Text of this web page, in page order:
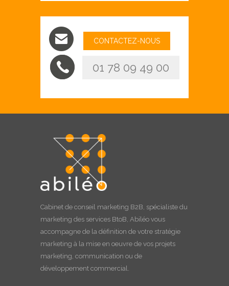
CONTACTEZ-NOUS
01 78 09 49 00
Cabinet de conseil marketing B2B , spécialiste du
marketing des services BtoB, Abiléo vous
accompagne de la définition de votre stratégie
marketing à la mise en oeuvre de vos projets
marketing, communication ou de
développement commercial.